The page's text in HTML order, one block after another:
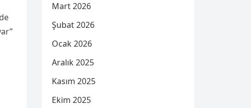
Mart 2026
Şubat 2026
Ocak 2026
Aralık 2025
Kasım 2025
Ekim 2025